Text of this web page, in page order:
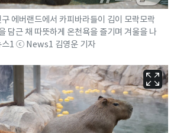
에버랜드에서 카피바라들이 김이 모락모락
담근 채 따뜻하게 온천욕을 즐기며 겨울을 나
스1 ⓒ News1 김영운 기자